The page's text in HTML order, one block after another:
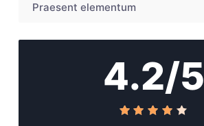
Praesent elementum
4.2/5